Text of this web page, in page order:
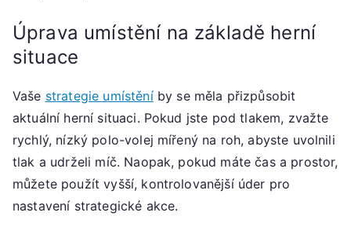
Úprava umístění na základě herní
situace
Vaše strategie umístěníby se měla přizpůsobit
aktuální herní situaci. Pokud jste pod tlakem, zvažte
rychlý, nízký polo-volej mířený na roh, abyste uvolnili
tlak a udrželi míč. Naopak, pokud máte čas a prostor,
můžete použít vyšší, kontrolovanější úder pro
nastavení strategické akce.